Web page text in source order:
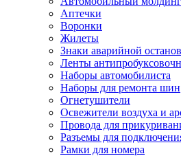
Аптечки
Воронки
Жилеты
Знаки аварийной
Ленты
Наборы автомобилиста
Наборы для ремонта шин
Огнетушители
Освежители воздуха и
Провода для
Разъемы для
Рамки для номера